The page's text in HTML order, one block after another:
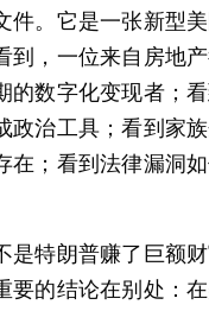
件。它是一张新型
到，一位来自房地
的数字化变现者；
政治工具；看到家
在；看到法律漏洞
是特朗普赚了巨额
要的结论在别处：